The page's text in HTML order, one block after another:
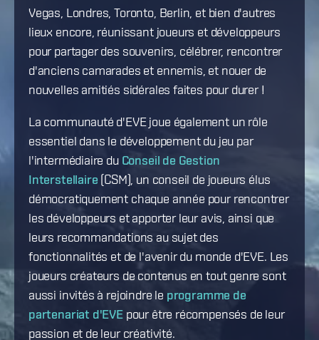
Vegas, Londres, Toronto, Berlin, et bien d'autres
lieux encore, réunissant joueurs et développeurs
pour partager des souvenirs, célébrer, rencontrer
d'anciens camarades et ennemis, et nouer de
nouvelles amitiés sidérales faites pour durer !
La communauté d'EVE joue également un rôle
essentiel dans le développement du jeu par
l'intermédiaire du Conseil de Gestion
Interstellaire (CSM), un conseil de joueurs élus
démocratiquement chaque année pour rencontrer
les développeurs et apporter leur avis, ainsi que
leurs recommandations au sujet des
fonctionnalités et de l'avenir du monde d'EVE. Les
joueurs créateurs de contenus en tout genre sont
aussi invités à rejoindre le programme de
partenariat d'EVEpour être récompensés de leur
passion et de leur créativité.